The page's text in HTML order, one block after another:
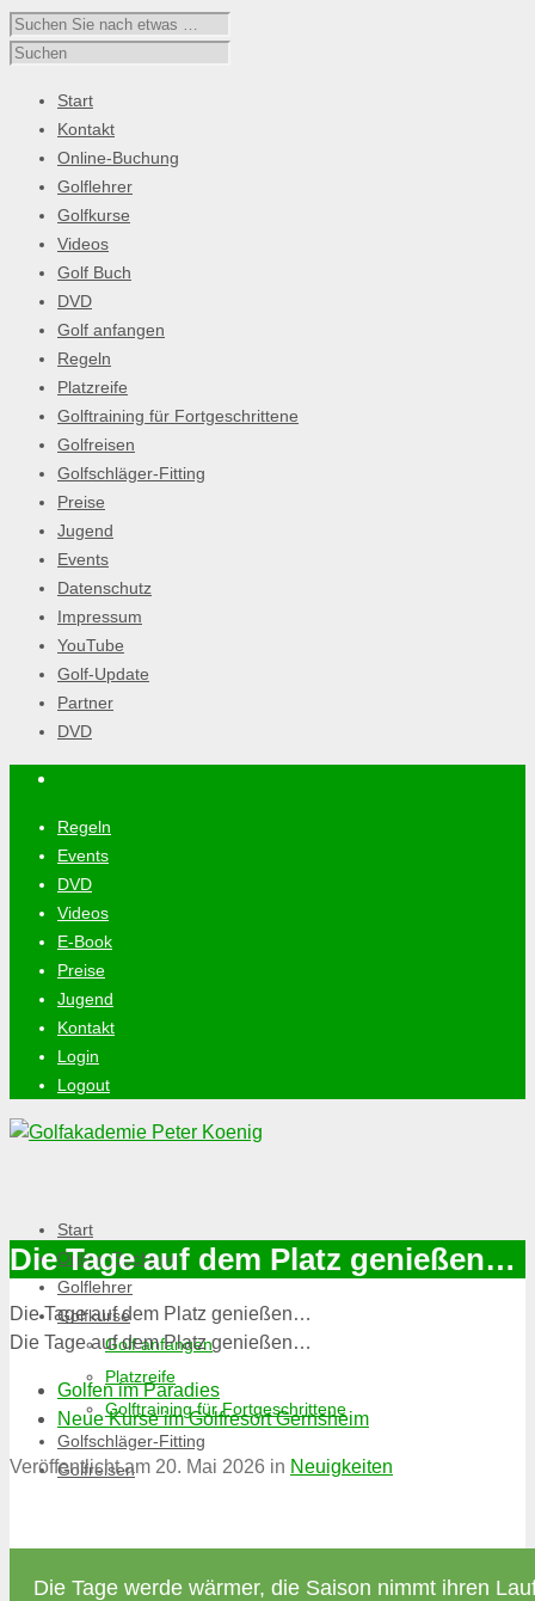
Start
Kontakt
Online-Buchung
Golflehrer
Golfkurse
Videos
Golf Buch
DVD
Golf anfangen
Regeln
Platzreife
Golftraining für Fortgeschrittene
Golfreisen
Golfschläger-Fitting
Preise
Jugend
Events
Datenschutz
Impressum
YouTube
Golf-Update
Partner
DVD
Regeln
Events
DVD
Videos
E-Book
Preise
Jugend
Kontakt
Login
Logout
Start
Online-Buchung
Golflehrer
Golfkurse
Golf anfangen
Platzreife
Golftraining für Fortgeschrittene
Golfschläger-Fitting
Golfreisen
Die Tage auf dem Platz genießen…
Die Tage auf dem Platz genießen…
Die Tage auf dem Platz genießen…
Golfen im Paradies
Neue Kurse im Golfresort Gernsheim
Veröffentlicht am 20. Mai 2026 in Neuigkeiten
Die Tage werde wärmer, die Saison nimmt ihren